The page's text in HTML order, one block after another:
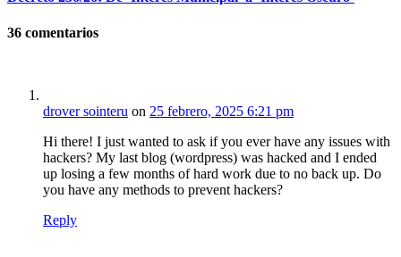
36 comentarios
drover sointeru on 25 febrero, 2025 6:21 pm
Hi there! I just wanted to ask if you ever have any issues with
hackers? My last blog (wordpress) was hacked and I ended
up losing a few months of hard work due to no back up. Do
you have any methods to prevent hackers?
Reply